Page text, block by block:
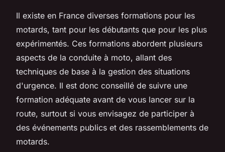
Il existe en France diverses formations pour les
motards, tant pour les débutants que pour les plus
expérimentés. Ces formations abordent plusieurs
aspects de la conduite à moto, allant des
techniques de base à la gestion des situations
d'urgence. Il est donc conseillé de suivre une
formation adéquate avant de vous lancer sur la
route, surtout si vous envisagez de participer à
des événements publics et des rassemblements de
motards.